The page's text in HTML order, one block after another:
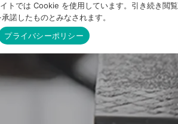
トでは Cookie を使用しています。引き続き閲覧
諾したものとみなされます。
プライバシーポリシー